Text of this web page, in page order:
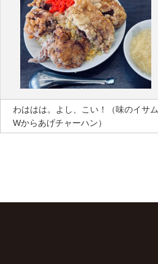
わははは。よし、こい！（味のイサム
Wからあげチャーハン）